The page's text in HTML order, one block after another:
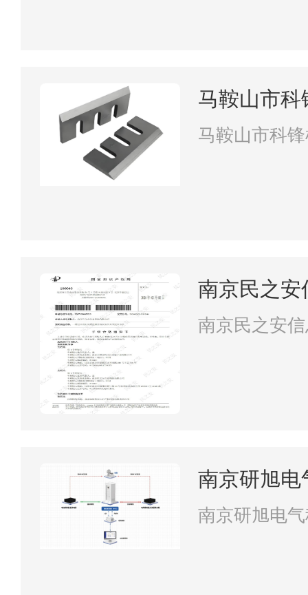
马鞍山市
马鞍山市科
南京民之安
南京民之安
南京研旭电
南京研旭电